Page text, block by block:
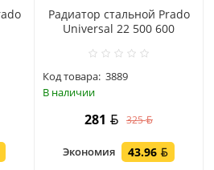
Радиатор стальной Prado
Universal 22 500 600
Код товара: 3889
В наличии
281 325
Экономия 43.96